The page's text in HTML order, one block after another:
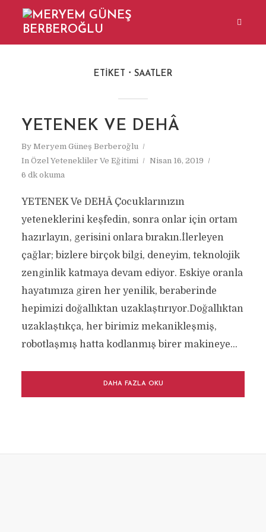
ETIKET SAATLER
YETENEK VE DEHÂ
By Meryem Güneş Berberoğlu
In Özel Yetenekliler Ve Eğitimi
Nisan 16, 2019
6 dk okuma
YETENEK Ve DEHÂ Çocuklarınızın
yeteneklerini keşfedin, sonra onlar için ortam
hazırlayın, gerisini onlara bırakın.İlerleyen
çağlar; bizlere birçok bilgi, deneyim, teknolojik
zenginlik katmaya devam ediyor. Eskiye oranla
hayatımıza giren her yenilik, beraberinde
hepimizi doğallıktan uzaklaştırıyor.Doğallıktan
uzaklaştıkça, her birimiz mekanikleşmiş,
robotlaşmış hatta kodlanmış birer makineye...
DAHA FAZLA OKU